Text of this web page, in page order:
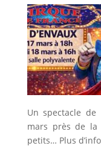
Un spectacle de
mars près de la
petits… Plus